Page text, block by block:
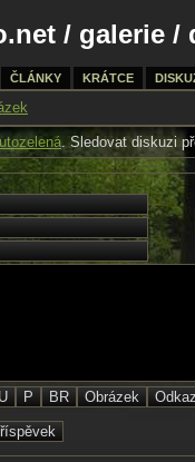
/ galerie /
ČLÁNKY KRÁTCE
. Sledovat diskuzi